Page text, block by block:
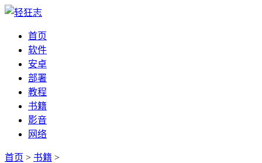
首页
软件
安卓
部署
教程
书籍
影音
网络
首页 > 书籍 >